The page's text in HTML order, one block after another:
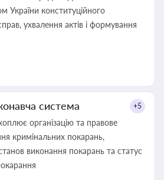
України конституційного
ухвалення актів і формування
система +5
організацію та правове
кримінальних покарань,
виконання покарань та статус